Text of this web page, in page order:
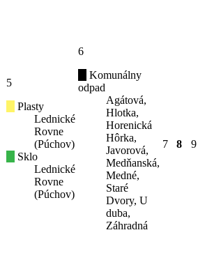
5
Plasty
Lednické
Rovne
(Púchov)
Sklo
Lednické
Rovne
(Púchov)
6
Komunálny
odpad
Agátová,
Hlotka,
Horenická
Hôrka,
Javorová,
Medňanská,
Medné,
Staré
Dvory, U
duba,
Záhradná
7 8 9